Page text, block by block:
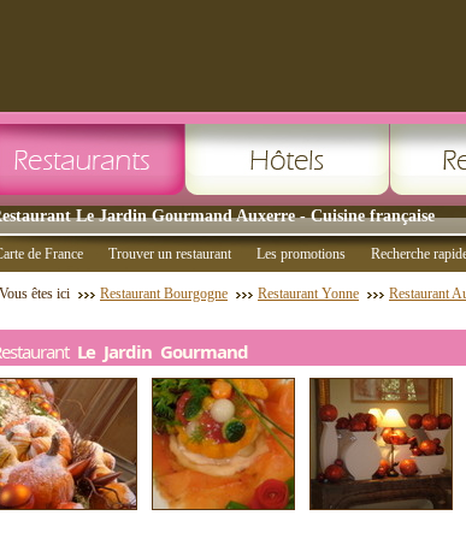
Le Jardin Gourmand Auxerre - Cuisine française
de France Trouver un restaurant Les promotions Recherche
Vous êtes ici Restaurant Bourgogne Restaurant Yonne Restaurant
Le Jardin Gourmand